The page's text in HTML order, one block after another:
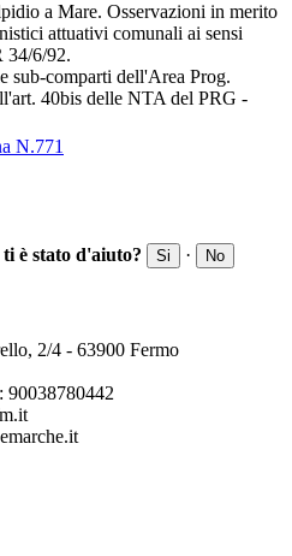
a Mare. Osservazioni in merito
attuativi comunali ai sensi
34/6/92.
sub-comparti dell'Area Prog.
40bis delle NTA del PRG -
N.771
è stato d'aiuto?
Si · No
2/4 - 63900 Fermo
90038780442